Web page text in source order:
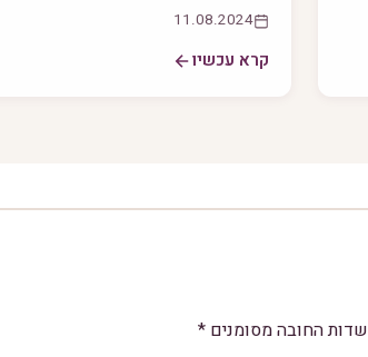
11.08.2024
קרא עכשיו
שדות החובה מסומנים *